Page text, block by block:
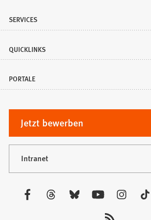
SERVICES
QUICKLINKS
PORTALE
Jetzt bewerben
(Öffnet
in
einem
neuen
Tab)
Intranet
(Öffnet
neuen
Besuchen